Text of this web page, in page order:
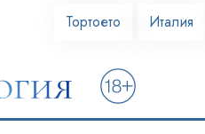
Тортоето
Италия